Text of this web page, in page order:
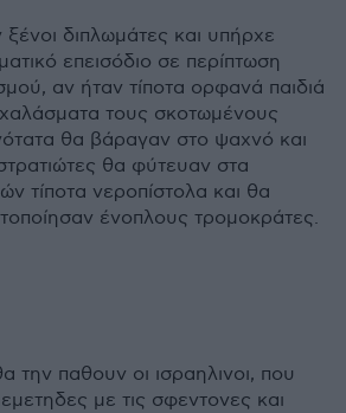
διπλωμάτες και υπήρχε
επεισόδιο σε περίπτωση
αν ήταν τίποτα ορφανά παιδιά
τους σκοτωμένους
θα βάραγαν στο ψαχνό και
θα φύτευαν στα
τίποτα νεροπίστολα και θα
ένοπλους τρομοκράτες.
την παθουν οι ισραηλινοι, που
με τις σφεντονες και